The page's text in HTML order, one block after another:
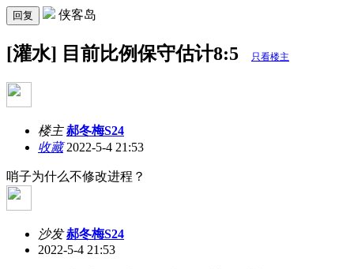
回复 侠客岛
[灌水] 目前比例保守估计8:5 只看楼主
楼主 郝冬梅S24
收藏2022-5-4 21:53
哨子为什么不修改进程？
沙发 郝冬梅S24
2022-5-4 21:53